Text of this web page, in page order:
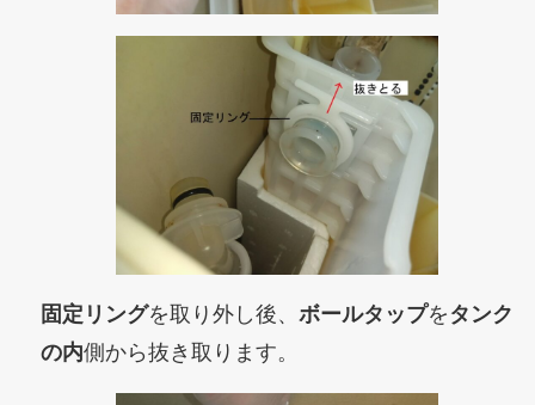
固定リングを取り外し後、 ボールタップを タンク
の内側から抜き取ります。